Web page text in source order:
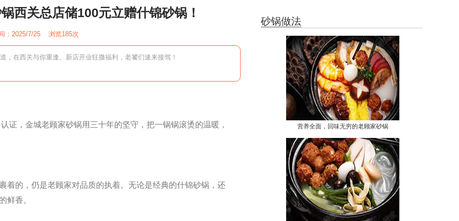
西关总店储100元立赠什锦砂锅！
：2025/7/25 浏览185次
，在西关与你重逢。新店开业狂撒福利，老饕们速来接驾！
证，金城老顾家砂锅用三十年的坚守，把一锅锅滚烫的温暖，
着的，仍是老顾家对品质的执着。无论是经典的什锦砂锅，还
香。
砂锅做法
营养全面，回味无穷的老顾家砂锅